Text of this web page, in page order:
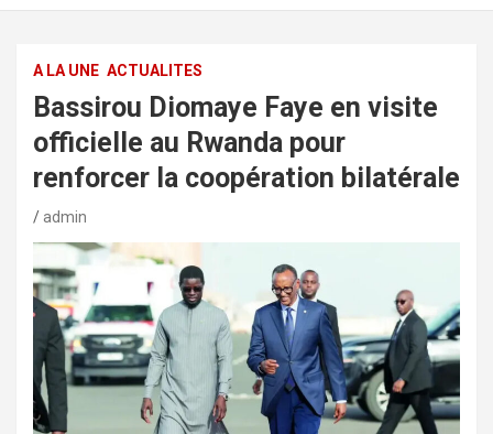
A LA UNE ACTUALITES
Bassirou Diomaye Faye en visite
officielle au Rwanda pour
renforcer la coopération bilatérale
admin